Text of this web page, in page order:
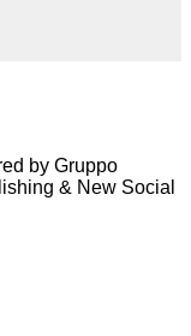
by Gruppo
& New Social